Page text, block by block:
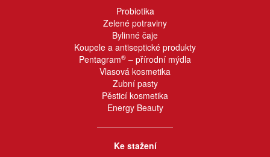
Probiotika
Zelené potraviny
Bylinné čaje
Koupele a antiseptické produkty
Pentagram® – přírodní mýdla
Vlasová kosmetika
Zubní pasty
Pěsticí kosmetika
Energy Beauty
Ke stažení